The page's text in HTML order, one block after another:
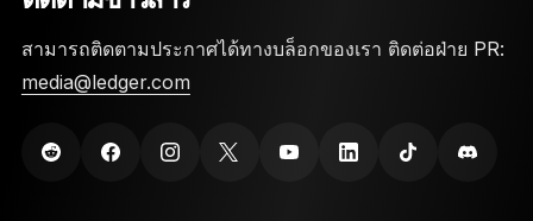
สามารถติดตามประกาศได้ทางบล็อกของเรา ติดต่อฝ่าย PR:
media@ledger.com